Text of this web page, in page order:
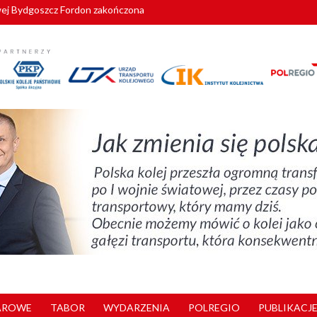
znów szuka dostawcy nowych EZT
TABOR WYDARZENIA POLREGIO